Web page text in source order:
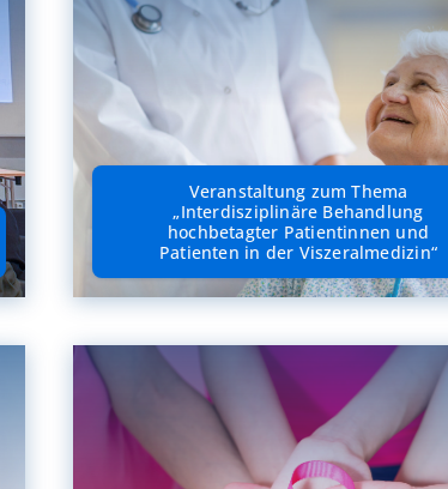
Veranstaltung zum Thema
„Interdisziplinäre Behandlung
hochbetagter Patientinnen und
Patienten in der Viszeralmedizin“